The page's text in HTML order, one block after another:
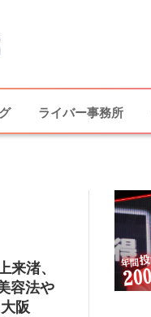
ライバー事務所
渚、
容法や
阪